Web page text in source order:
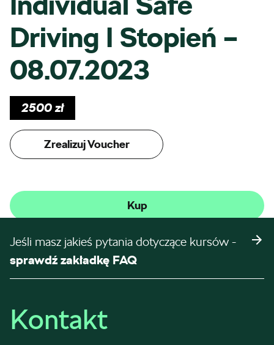
Driving I Stopień –
08.07.2023
2500zł
Zrealizuj Voucher
Kup
Jeśli masz jakieś pytania dotyczące kursów -
sprawdź zakładkę FAQ
Kontakt